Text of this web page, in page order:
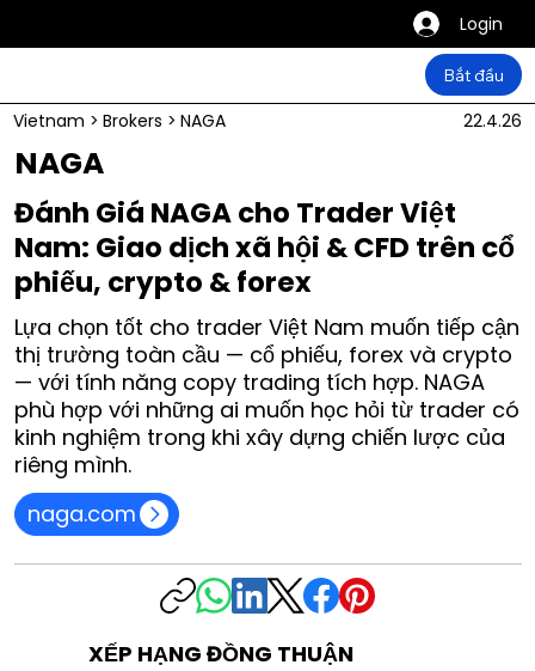
Login
Bắt đầu
Vietnam > Brokers > NAGA 22.4.26
NAGA
Đánh Giá NAGA cho Trader Việt
Nam: Giao dịch xã hội & CFD trên cổ
phiếu, crypto & forex
Lựa chọn tốt cho trader Việt Nam muốn tiếp cận
thị trường toàn cầu — cổ phiếu, forex và crypto
— với tính năng copy trading tích hợp. NAGA
phù hợp với những ai muốn học hỏi từ trader có
kinh nghiệm trong khi xây dựng chiến lược của
riêng mình.
naga.com
XẾP HẠNG ĐỒNG THUẬN